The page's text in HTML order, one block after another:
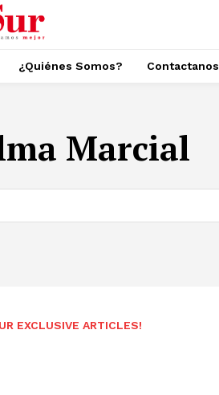
¿Quiénes Somos? Contactanos
Marcial
EXCLUSIVE ARTICLES!